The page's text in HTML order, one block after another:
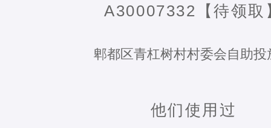
A30007332【待领取
郫都区青杠树村村委会自助投
他们使用过